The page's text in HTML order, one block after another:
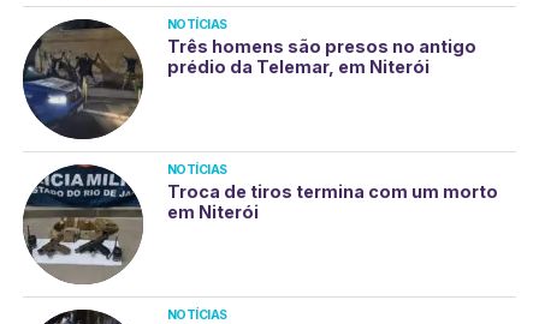
NOTÍCIAS
Três homens são presos no antigo
prédio da Telemar, em Niterói
NOTÍCIAS
Troca de tiros termina com um morto
em Niterói
NOTÍCIAS